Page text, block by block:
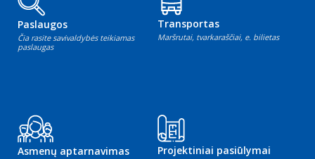
Paslaugos
Čia rasite savivaldybės teikiamas
paslaugas
Transportas
Maršrutai, tvarkaraščiai, e. bilietas
Asmenų aptarnavimas Projektiniai pasiūlymai